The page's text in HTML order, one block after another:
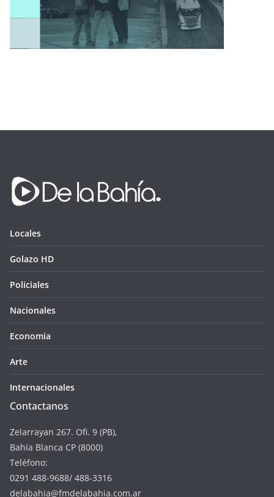
Locales
Golazo HD
Policiales
Nacionales
Economia
Arte
Internacionales
Contactanos
Zelarrayan 267. Ofi. 9 (PB),
Bahía Blanca CP (8000)
Teléfono:
0291 488-9688/ 488-3316
delabahia@fmdelabahia.com.ar